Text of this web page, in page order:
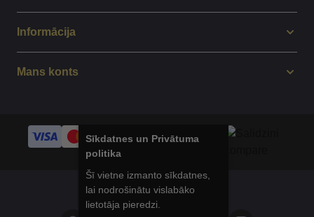
Informācija
Mans konts
© 2014 - 2025 Balticsport.lv
Sīkdatnes un Privātuma
politika
Šī vietne izmanto sīkdatnes,
lai nodrošinātu vislabāko
lietotāja pieredzi.